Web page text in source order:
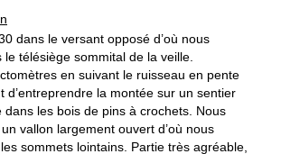
dans le versant opposé d’où nous
le télésiège sommital de la veille.
en suivant le ruisseau en pente
d’entreprendre la montée sur un sentier
dans les bois de pins à crochets. Nous
vallon largement ouvert d’où nous
sommets lointains. Partie très agréable,